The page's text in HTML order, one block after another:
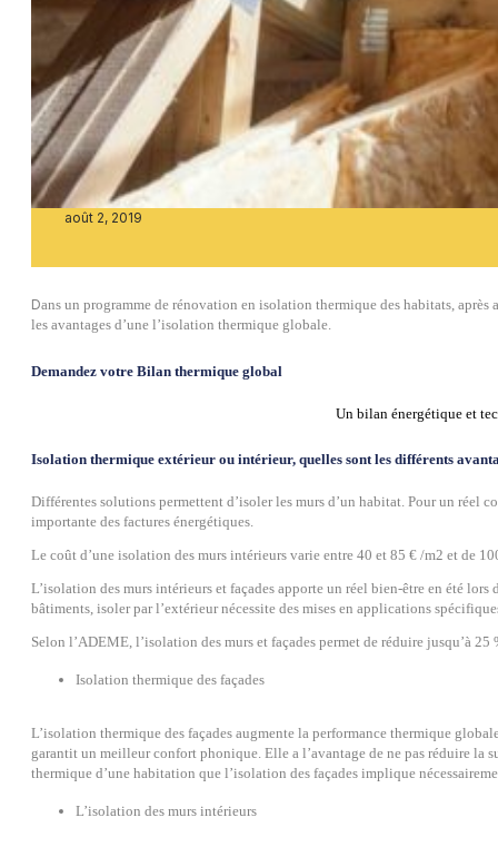
août 2, 2019
Dans un programme de rénovation en isolation thermique des habitats,
les avantages d’une l’isolation thermique globale.
Demandez votre Bilan thermique global
Un bilan énergétique et
Isolation thermique extérieur ou intérieur, quelles sont les différents
Différentes solutions permettent d’isoler les murs d’un habitat. Pour un réel
importante des factures énergétiques.
Le coût d’une isolation des murs intérieurs varie entre 40 et 85 € /m2 et de
L’isolation des murs intérieurs et façades apporte un réel bien-être en été
bâtiments, isoler par l’extérieur nécessite des mises en applications
Selon l’ADEME, l’isolation des murs et façades permet de réduire jusqu’à
Isolation thermique des façades
L’isolation thermique des façades augmente la performance thermique
garantit un meilleur confort phonique. Elle a l’avantage de ne pas réduire la
thermique d’une habitation que l’isolation des façades implique
L’isolation des murs intérieurs